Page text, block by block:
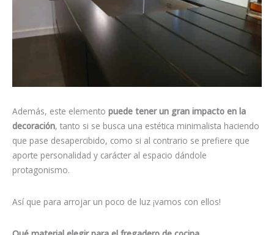
Además, este elemento puede tener un gran impacto en la
decoración, tanto si se busca una estética minimalista haciendo
que pase desapercibido, como si al contrario se prefiere que
aporte personalidad y carácter al espacio dándole
protagonismo.
Así que para arrojar un poco de luz ¡vamos con ellos!